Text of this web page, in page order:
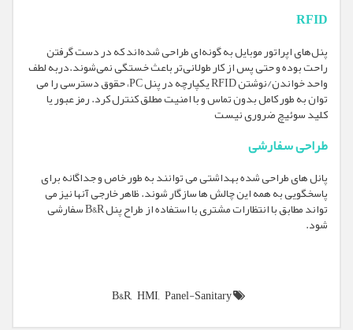
RFID
پنل‌های اپراتور موبایل به گونه‌ای طراحی شده‌اند که در دست گرفتن
راحت بوده و حتی پس از کار طولانی‌تر باعث خستگی نمی‌شوند.دربه لطف
واحد خواندن/نوشتن RFID یکپارچه در پنل PC، حقوق دسترسی را می
توان به طور کامل بدون تماس و با امنیت مطلق کنترل کرد. رمز عبور یا
کلید سوئیچ ضروری نیست
طراحی سفارشی
پانل های طراحی شده بهداشتی می توانند به طور خاص و جداگانه برای
پاسخگویی به همه این چالش ها سازگار شوند. ظاهر خارجی آنها نیز می
تواند مطابق با انتظارات مشتری با استفاده از طراح پنل B&R سفارشی
شود.
B&R, HMI, Panel-Sanitary